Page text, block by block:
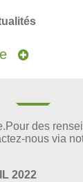
des
nous via
2022